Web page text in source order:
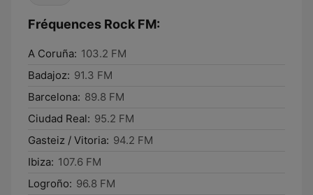
Fréquences Rock FM:
A Coruña: 103.2 FM
Badajoz: 91.3 FM
Barcelona: 89.8 FM
Ciudad Real: 95.2 FM
Gasteiz / Vitoria: 94.2 FM
Ibiza: 107.6 FM
Logroño: 96.8 FM